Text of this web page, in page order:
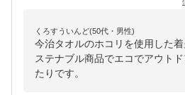
くろすういんど(50代・男性)
今治タオルのホコリを使用した
ステナブル商品でエコでアウト
たりです。